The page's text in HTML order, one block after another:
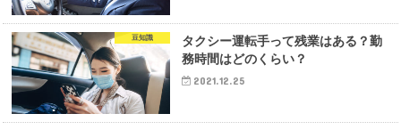
豆知識
タクシー運転手って残業はある？勤
務時間はどのくらい？
2021.12.25